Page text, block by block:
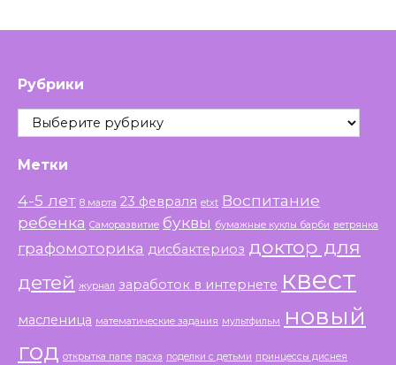
Рубрики
Рубрики
Метки
4-5 лет 8 марта 23 февраля etxt Воспитание
ребенка Саморазвитие буквы бумажные куклы барби ветрянка
графомоторика дисбактериоз доктор для
детей журнал заработок в интернете квест
масленица математические задания мультфильм
новый
год открытка папе пасха поделки с детьми принцессы диснея